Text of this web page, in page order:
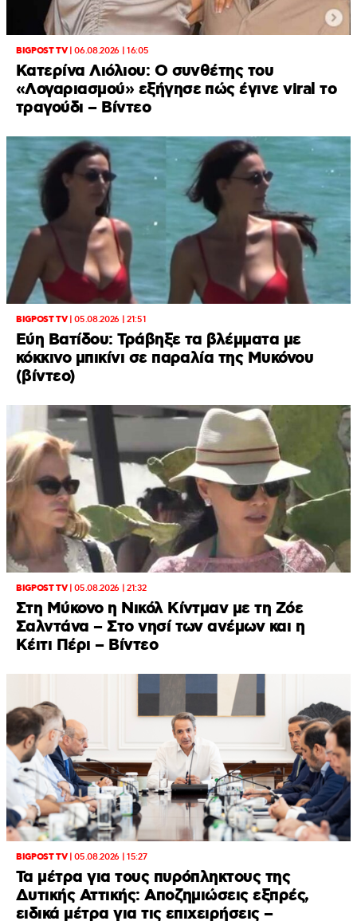
BIGPOST TV|06.08.2026 | 16:05
Κατερίνα Λιόλιου: Ο συνθέτης του
«Λογαριασμού» εξήγησε πώς έγινε viral το
τραγούδι – Βίντεο
BIGPOST TV|05.08.2026 | 21:51
Εύη Βατίδου: Τράβηξε τα βλέμματα με
κόκκινο μπικίνι σε παραλία της Μυκόνου
(βίντεο)
BIGPOST TV|05.08.2026 | 21:32
Στη Μύκονο η Νικόλ Κίντμαν με τη Ζόε
Σαλντάνα – Στο νησί των ανέμων και η
Κέιτι Πέρι – Βίντεο
BIGPOST TV|05.08.2026 | 15:27
Τα μέτρα για τους πυρόπληκτους της
Δυτικής Αττικής: Αποζημιώσεις εξπρές,
ειδικά μέτρα για τις επιχειρήσεις –